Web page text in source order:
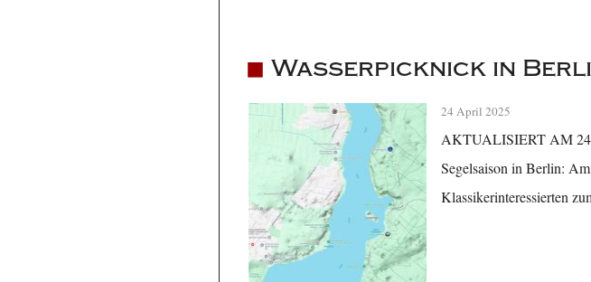
Wasserpicknick in
24 April 2025
AKTUALISIERT AM
Segelsaison in Berlin:
Klassikerinteressierten